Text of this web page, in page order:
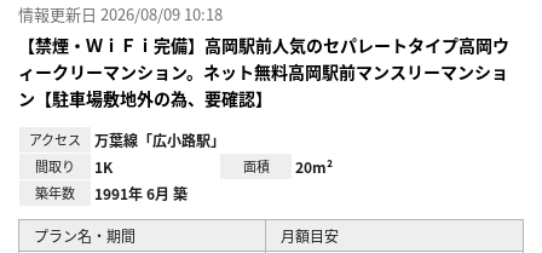
情報更新日 2026/08/09 10:18
【禁煙・ＷｉＦｉ完備】高岡駅前人気のセパレートタイプ高岡ウ
ィークリーマンション。ネット無料高岡駅前マンスリーマンショ
ン【駐車場敷地外の為、要確認】
アクセス 万葉線「広小路駅」
間取り 1K 面積 20m²
築年数 1991年 6月 築
プラン名・期間 月額目安